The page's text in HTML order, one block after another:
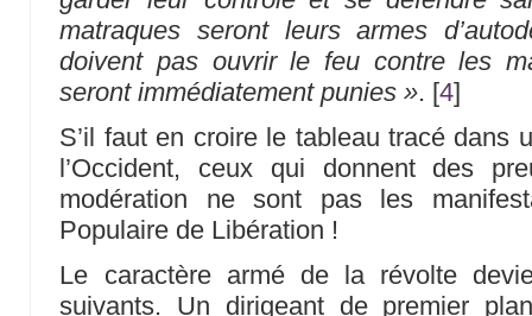
matraques seront leurs armes
doivent pas ouvrir le feu contre les
seront immédiatement punies ». [4]
S’il faut en croire le tableau tracé dans
l’Occident, ceux qui donnent des
modération ne sont pas les
Populaire de Libération !
Le caractère armé de la révolte
suivants. Un dirigeant de premier